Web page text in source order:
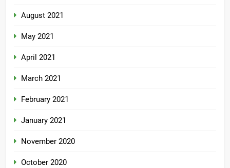
August 2021
May 2021
April 2021
March 2021
February 2021
January 2021
November 2020
October 2020